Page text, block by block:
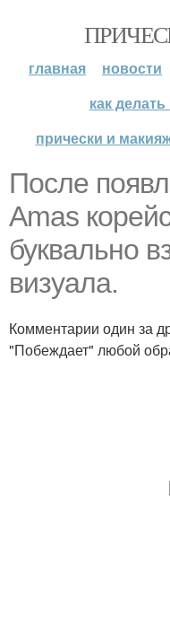
главная новости
как
прически и
После
Amas
буквально
визуала.
Комментарии один за
"Побеждает" любой